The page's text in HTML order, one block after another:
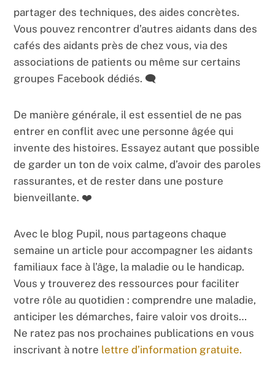
partager des techniques, des aides concrètes.
Vous pouvez rencontrer d’autres aidants dans des
cafés des aidants près de chez vous, via des
associations de patients ou même sur certains
groupes Facebook dédiés. 🗨️
De manière générale, il est essentiel de ne pas
entrer en conflit avec une personne âgée qui
invente des histoires. Essayez autant que possible
de garder un ton de voix calme, d’avoir des paroles
rassurantes, et de rester dans une posture
bienveillante. ❤️
Avec le blog Pupil, nous partageons chaque
semaine un article pour accompagner les aidants
familiaux face à l’âge, la maladie ou le handicap.
Vous y trouverez des ressources pour faciliter
votre rôle au quotidien : comprendre une maladie,
anticiper les démarches, faire valoir vos droits…
Ne ratez pas nos prochaines publications en vous
inscrivant à notre lettre d’information gratuite.